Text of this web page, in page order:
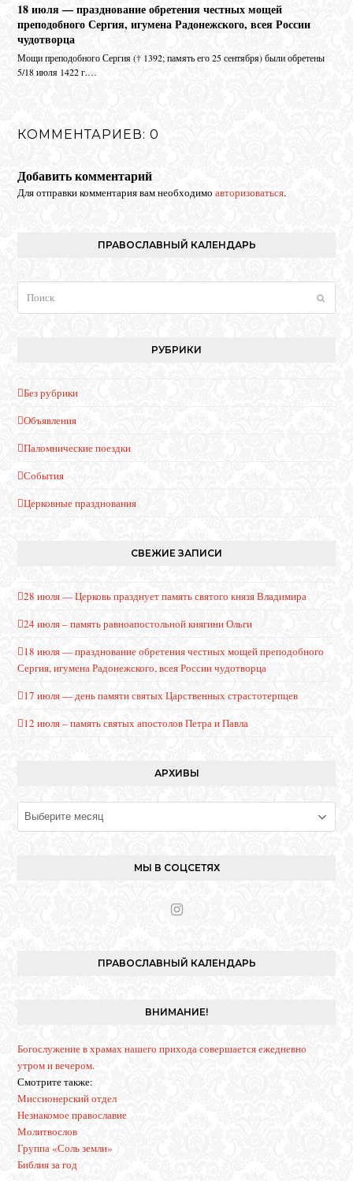
18 июля — празднование обретения честных мощей
преподобного Сергия, игумена Радонежского, всея России
чудотворца
Мо­щи пре­по­доб­но­го Сер­гия († 1392; па­мять его 25 сен­тяб­ря) бы­ли об­ре­те­ны
5/18 июля 1422 г.…
КОММЕНТАРИЕВ: 0
Добавить комментарий
Для отправки комментария вам необходимоавторизоваться.
ПРАВОСЛАВНЫЙ КАЛЕНДАРЬ
РУБРИКИ
Без рубрики
Объявления
Паломнические поездки
События
Церковные празднования
СВЕЖИЕ ЗАПИСИ
28 июля — Церковь празднует память святого князя Владимира
24 июля – память равноапостольной княгини Ольги
18 июля — празднование обретения честных мощей преподобного
Сергия, игумена Радонежского, всея России чудотворца
17 июля — день памяти святых Царственных страстотерпцев
12 июля – память святых апостолов Петра и Павла
АРХИВЫ
Архивы
МЫ В СОЦСЕТЯХ
I
t
a
ПРАВОСЛАВНЫЙ КАЛЕНДАРЬ
ВНИМАНИЕ!
Богослужение в храмах нашего прихода совершается ежедневно
утром и вечером.
Смотрите также:
Миссионерский отдел
Незнакомое православие
Молитвослов
Группа «Соль земли»
Библия за год